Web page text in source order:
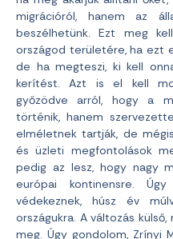
migrációról, hanem az
beszélhetünk. Ezt meg
országod területére, ha ezt
de ha megteszi, ki kell
kerítést. Azt is el kell
győzödve arról, hogy a
történik, hanem
elméletnek tartják, de
és üzleti megfontolások
pedig az lesz, hogy nagy
európai kontinensre.
védekeznek, húsz év
országukra. A változás
meg. Úgy gondolom, Zrínyi